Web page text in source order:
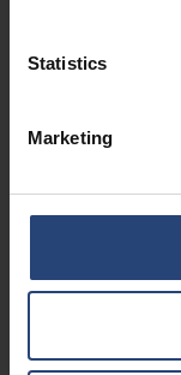
Statistics
Marketing